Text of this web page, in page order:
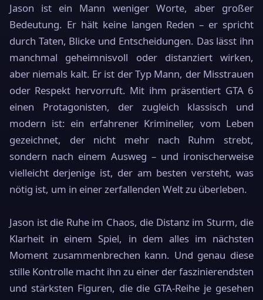
Jason ist ein Mann weniger Worte, aber großer
Bedeutung. Er hält keine langen Reden – er spricht
durch Taten, Blicke und Entscheidungen. Das lässt ihn
manchmal geheimnisvoll oder distanziert wirken,
aber niemals kalt. Er ist der Typ Mann, der Misstrauen
oder Respekt hervorruft. Mit ihm präsentiert GTA 6
einen Protagonisten, der zugleich klassisch und
modern ist: ein erfahrener Krimineller, vom Leben
gezeichnet, der nicht mehr nach Ruhm strebt,
sondern nach einem Ausweg – und ironischerweise
vielleicht derjenige ist, der am besten versteht, was
nötig ist, um in einer zerfallenden Welt zu überleben.
Jason ist die Ruhe im Chaos, die Distanz im Sturm, die
Klarheit in einem Spiel, in dem alles im nächsten
Moment zusammenbrechen kann. Und genau diese
stille Kontrolle macht ihn zu einer der faszinierendsten
und stärksten Figuren, die die GTA-Reihe je gesehen